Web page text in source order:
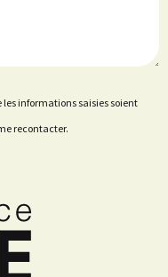
informations saisies soient
recontacter.